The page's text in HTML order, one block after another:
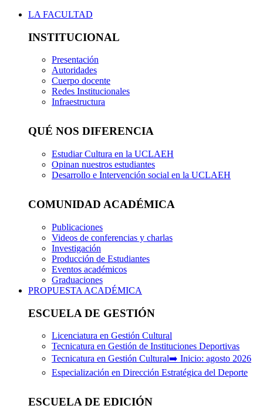
LA FACULTAD
INSTITUCIONAL
Presentación
Autoridades
Cuerpo docente
Redes Institucionales
Infraestructura
QUÉ NOS DIFERENCIA
Estudiar Cultura en la UCLAEH
Opinan nuestros estudiantes
Desarrollo e Intervención social en la UCLAEH
COMUNIDAD ACADÉMICA
Publicaciones
Videos de conferencias y charlas
Investigación
Producción de Estudiantes
Eventos académicos
Graduaciones
PROPUESTA ACADÉMICA
ESCUELA DE GESTIÓN
Licenciatura en Gestión Cultural
Tecnicatura en Gestión de Instituciones Deportivas
Tecnicatura en Gestión Cultural➡️ Inicio: agosto 2026
Especialización en Dirección Estratégica del Deporte
ESCUELA DE EDICIÓN